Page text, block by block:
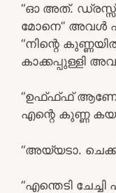
“ഓ അത്.
മോനെ” അവൾ
“നിന്റെ
കാക്കപ്പുള്ളി
“ഉഫ്ഫ്ഫ്
എന്റെ കുണ്ണ
“അയ്യടാ.
“എന്തെടി